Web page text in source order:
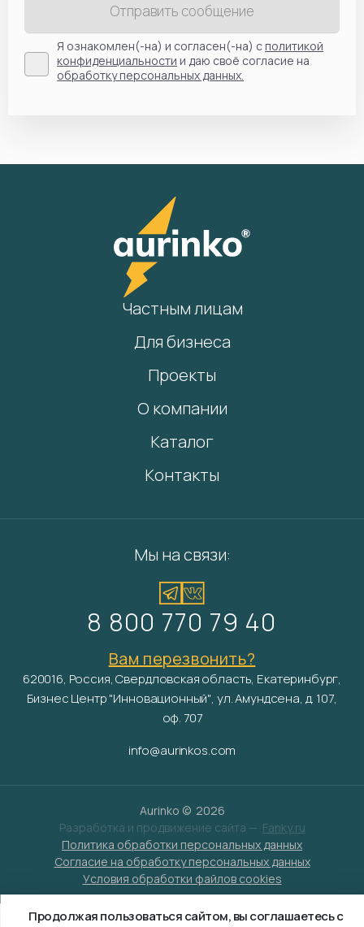
Отправить сообщение
Я ознакомлен(-на) и согласен(-на) сполитикой
конфиденциальности и даю своё согласие на
обработку персональных данных.
Частным лицам
Для бизнеса
Проекты
О компании
Каталог
Контакты
Мы на связи:
8 800 770 79 40
Вам перезвонить?
620016, Россия, Свердловская область, Екатеринбург,
Бизнес Центр "Инновационный", ул. Амундсена, д. 107,
оф. 707
info@aurinkos.com
Aurinko © 2026
Разработка и продвижение сайта — Fanky.ru
Политика обработки персональных данных
Согласие на обработку персональных данных
Условия обработки файлов cookies
Продолжая пользоваться сайтом, вы соглашаетесь с